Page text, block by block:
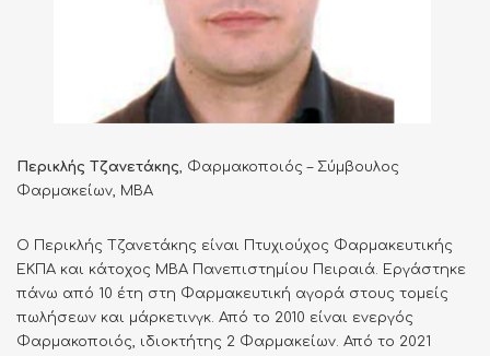
Περικλής Τζανετάκης , Φαρμακοποιός – Σύμβουλος
Φαρμακείων, MBA
Ο Περικλής Τζανετάκης είναι Πτυχιούχος Φαρμακευτικής
ΕΚΠΑ και κάτοχος MBA Πανεπιστημίου Πειραιά. Εργάστηκε
πάνω από 10 έτη στη Φαρμακευτική αγορά στους τομείς
πωλήσεων και μάρκετινγκ. Από το 2010 είναι ενεργός
Φαρμακοποιός, ιδιοκτήτης 2 Φαρμακείων. Από το 2021